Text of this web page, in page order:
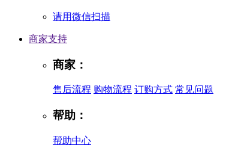
请用微信扫描
商家支持
商家：
售后流程 购物流程 订购方式 常见问题
帮助：
帮助中心